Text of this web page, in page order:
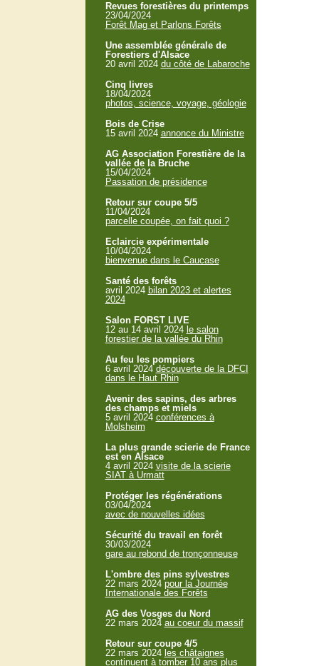
Revues forestières du printemps
23/04/2024
Forêt Mag et Parlons Forêts
Une assemblée générale de
Forestiers d'Alsace
20 avril 2024 du côté de Labaroche
Cinq livres
18/04/2024
photos, science, voyage, géologie
Bois de Crise
15 avril 2024 annonce du Ministre
AG Association Forestière de la
vallée de la Bruche
15/04/2024
Passation de présidence
Retour sur coupe 5/5
11/04/2024
parcelle coupée, on fait quoi ?
Eclaircie expérimentale
10/04/2024
bienvenue dans le Caucase
Santé des forêts
avril 2024 bilan 2023 et alertes
2024
Salon FORST LIVE
12 au 14 avril 2024 le salon
forestier de la vallée du Rhin
Au feu les pompiers
6 avril 2024 découverte de la DFCI
dans le Haut Rhin
Avenir des sapins, des arbres
des champs et miels
5 avril 2024 conférences à
Molsheim
La plus grande scierie de France
est en Alsace
4 avril 2024 visite de la scierie
SIAT à Urmatt
Protéger les régénérations
03/04/2024
avec de nouvelles idées
Sécurité du travail en forêt
30/03/2024
gare au rebond de tronçonneuse
L'ombre des pins sylvestres
22 mars 2024 pour la Journée
Internationale des Forêts
AG des Vosges du Nord
22 mars 2024 au coeur du massif
Retour sur coupe 4/5
22 mars 2024 les châtaignes
continuent à tomber 10 ans plus